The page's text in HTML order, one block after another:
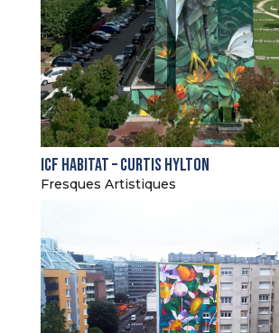
ICF Habitat – Curtis Hylton
Fresques Artistiques